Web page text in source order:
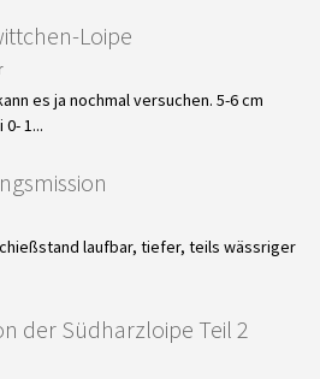
Loipe
es ja nochmal versuchen. 5-6 cm
1...
laufbar, tiefer, teils wässriger
der Südharzloipe Teil 2